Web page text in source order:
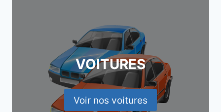
VOITURES
Voir nos voitures